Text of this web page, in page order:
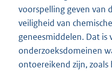
voorspelling geven van
veiligheid van
geneesmiddelen. Dat is
onderzoeksdomeinen
ontoereikend zijn,